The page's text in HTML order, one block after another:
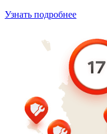
Узнать подробнее